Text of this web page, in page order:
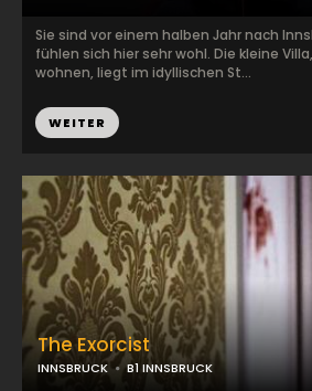
The Exorcist
INNSBRUCK B1 INNSBRUCK
Sie sind vor einem halben Jahr nach
fühlen sich hier sehr wohl. Die kleine
wohnen, liegt im idyllischen St...
WEITER